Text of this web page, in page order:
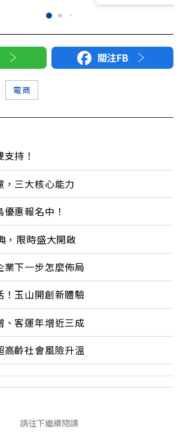
關注FB
電商
持！
三大核心能力
惠報名中！
，限時盛大開啟
下一步怎麼佈局
！玉山開創新體驗
、客運年增近三成
齡社會風險升溫
請往下繼續閱讀